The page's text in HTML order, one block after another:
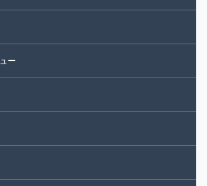
ー